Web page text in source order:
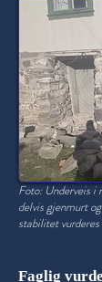
Foto: Underveis i
delvis gjenmurt
stabilitet
Faglig